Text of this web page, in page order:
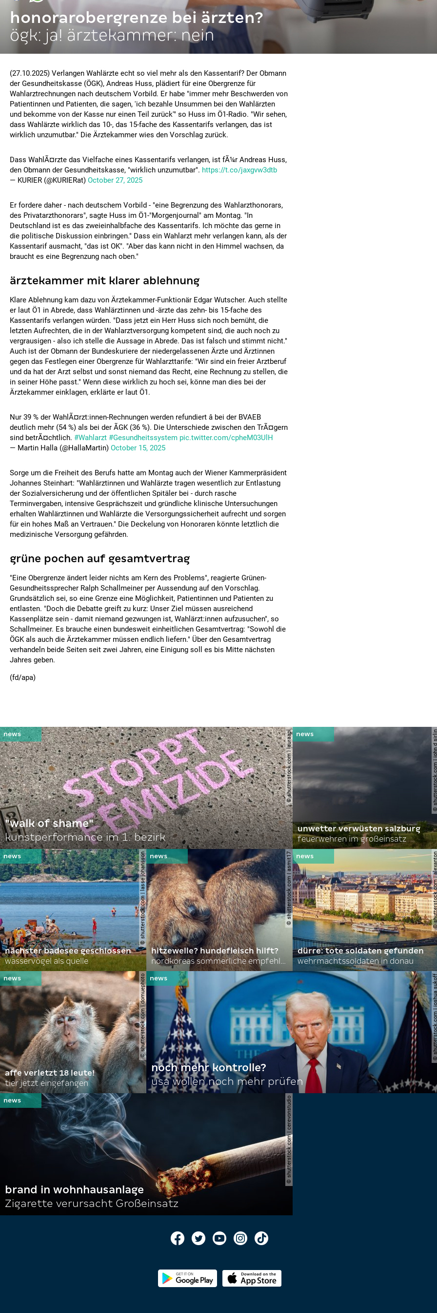
honorarobergrenze bei ärzten?
ögk: ja! ärztekammer: nein
(27.10.2025) Verlangen Wahlärzte echt so viel mehr als den Kassentarif? Der Obmann
der Gesundheitskasse (ÖGK), Andreas Huss, plädiert für eine Obergrenze für
Wahlarztrechnungen nach deutschem Vorbild. Er habe "immer mehr Beschwerden von
Patientinnen und Patienten, die sagen, 'ich bezahle Unsummen bei den Wahlärzten
und bekomme von der Kasse nur einen Teil zurück'" so Huss im Ö1-Radio. "Wir sehen,
dass Wahlärzte wirklich das 10-, das 15-fache des Kassentarifs verlangen, das ist
wirklich unzumutbar." Die Ärztekammer wies den Vorschlag zurück.
Dass WahlÃ¤rzte das Vielfache eines Kassentarifs verlangen, ist fÃ¼r Andreas Huss,
den Obmann der Gesundheitskasse, "wirklich unzumutbar". https://t.co/jaxgvw3dtb
— KURIER (@KURIERat) October 27, 2025
Er fordere daher - nach deutschem Vorbild - "eine Begrenzung des Wahlarzthonorars,
des Privatarzthonorars", sagte Huss im Ö1-"Morgenjournal" am Montag. "In
Deutschland ist es das zweieinhalbfache des Kassentarifs. Ich möchte das gerne in
die politische Diskussion einbringen." Dass ein Wahlarzt mehr verlangen kann, als der
Kassentarif ausmacht, "das ist OK". "Aber das kann nicht in den Himmel wachsen, da
braucht es eine Begrenzung nach oben."
ärztekammer mit klarer ablehnung
Klare Ablehnung kam dazu von Ärztekammer-Funktionär Edgar Wutscher. Auch stellte
er laut Ö1 in Abrede, dass Wahlärztinnen und -ärzte das zehn- bis 15-fache des
Kassentarifs verlangen würden. "Dass jetzt ein Herr Huss sich noch bemüht, die
letzten Aufrechten, die in der Wahlarztversorgung kompetent sind, die auch noch zu
vergrausigen - also ich stelle die Aussage in Abrede. Das ist falsch und stimmt nicht."
Auch ist der Obmann der Bundeskuriere der niedergelassenen Ärzte und Ärztinnen
gegen das Festlegen einer Obergrenze für Wahlarzttarife: "Wir sind ein freier Arztberuf
und da hat der Arzt selbst und sonst niemand das Recht, eine Rechnung zu stellen, die
in seiner Höhe passt." Wenn diese wirklich zu hoch sei, könne man dies bei der
Ärztekammer einklagen, erklärte er laut Ö1.
Nur 39 % der WahlÃ¤rzt:innen-Rechnungen werden refundiert â bei der BVAEB
deutlich mehr (54 %) als bei der ÃGK (36 %). Die Unterschiede zwischen den TrÃ¤gern
sind betrÃ¤chtlich. #Wahlarzt #Gesundheitssystem pic.twitter.com/cpheM03UlH
— Martin Halla (@HallaMartin) October 15, 2025
Sorge um die Freiheit des Berufs hatte am Montag auch der Wiener Kammerpräsident
Johannes Steinhart: "Wahlärztinnen und Wahlärzte tragen wesentlich zur Entlastung
der Sozialversicherung und der öffentlichen Spitäler bei - durch rasche
Terminvergaben, intensive Gesprächszeit und gründliche klinische Untersuchungen
erhalten Wahlärztinnen und Wahlärzte die Versorgungssicherheit aufrecht und sorgen
für ein hohes Maß an Vertrauen." Die Deckelung von Honoraren könnte letztlich die
medizinische Versorgung gefährden.
grüne pochen auf gesamtvertrag
"Eine Obergrenze ändert leider nichts am Kern des Problems", reagierte Grünen-
Gesundheitssprecher Ralph Schallmeiner per Aussendung auf den Vorschlag.
Grundsätzlich sei, so eine Grenze eine Möglichkeit, Patientinnen und Patienten zu
entlasten. "Doch die Debatte greift zu kurz: Unser Ziel müssen ausreichend
Kassenplätze sein - damit niemand gezwungen ist, Wahlärzt:innen aufzusuchen", so
Schallmeiner. Es brauche einen bundesweit einheitlichen Gesamtvertrag: "Sowohl die
ÖGK als auch die Ärztekammer müssen endlich liefern." Über den Gesamtvertrag
verhandeln beide Seiten seit zwei Jahren, eine Einigung soll es bis Mitte nächsten
Jahres geben.
(fd/apa)
© shutterstock.com | lauraapl
"walk of shame"
kunstperformance im 1. bezirk
©
unwetter verwüsten salzburg
feuerwehren im großeinsatz
© shutterstock.com | lasse johansson
nächster badesee geschlossen
wasservögel als quelle
© shutterstock.com | asmit17
hitzewelle? hundefleisch hilft?
nordkoreas sommerliche empfehlungen
©
dürre: tote soldaten gefunden
wehrmachtssoldaten in donau
© shutterstock.com | domuephoto
affe verletzt 18 leute!
tier jetzt eingefangen
©
noch mehr kontrolle?
usa wollen noch mehr prüfen
© shutterstock.com | cerevonstudio
brand in wohnhausanlage
Zigarette verursacht Großeinsatz